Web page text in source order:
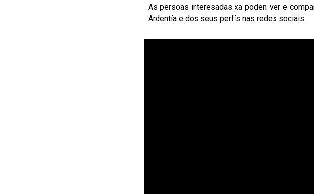
As persoas interesadas xa poden ver e
Ardentía e dos seus perfís nas redes sociais.